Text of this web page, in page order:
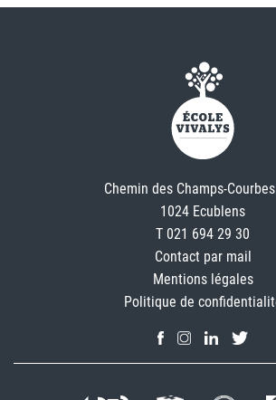
Chemin des Champs-
1024 Ecublens
T 021 694 29 30
Contact par mail
Mentions légales
Politique de